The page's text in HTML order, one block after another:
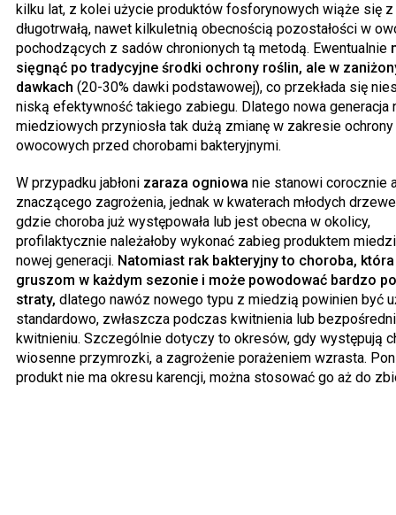
kilku lat, z kolei użycie produktów fosforynowych wiąże się z
długotrwałą, nawet kilkuletnią obecnością pozostałości w
pochodzących z sadów chronionych tą metodą. Ewentualnie
sięgnąć po tradycyjne środki ochrony roślin, ale w
dawkach (20-30% dawki podstawowej), co przekłada się
niską efektywność takiego zabiegu. Dlatego nowa generacja
miedziowych przyniosła tak dużą zmianę w zakresie
owocowych przed chorobami bakteryjnymi.
W przypadku jabłoni zaraza ogniowa nie stanowi corocznie
znaczącego zagrożenia, jednak w kwaterach młodych
gdzie choroba już występowała lub jest obecna w okolicy,
profilaktycznie należałoby wykonać zabieg produktem
nowej generacji. Natomiast rak bakteryjny to choroba,
gruszom w każdym sezonie i może powodować bardzo
straty, dlatego nawóz nowego typu z miedzią powinien być
standardowo, zwłaszcza podczas kwitnienia lub
kwitnieniu. Szczególnie dotyczy to okresów, gdy występują
wiosenne przymrozki, a zagrożenie porażeniem wzrasta.
produkt nie ma okresu karencji, można stosować go aż do